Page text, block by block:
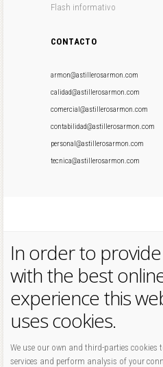
Flash informativo
CONTACTO
armon@astillerosarmon.com
calidad@astillerosarmon.com
comercial@astillerosarmon.com
contabilidad@astillerosarmon.com
personal@astillerosarmon.com
tecnica@astillerosarmon.com
In order to
with the best
experience this
uses cookies.
We use our own and third-parties cookies
services and perform analysis of your